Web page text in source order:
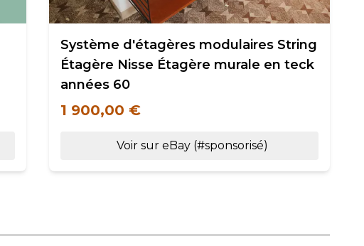
Système d'étagères modulaires String
Étagère Nisse Étagère murale en teck
années 60
1 900,00 €
Voir sur eBay (#sponsorisé)